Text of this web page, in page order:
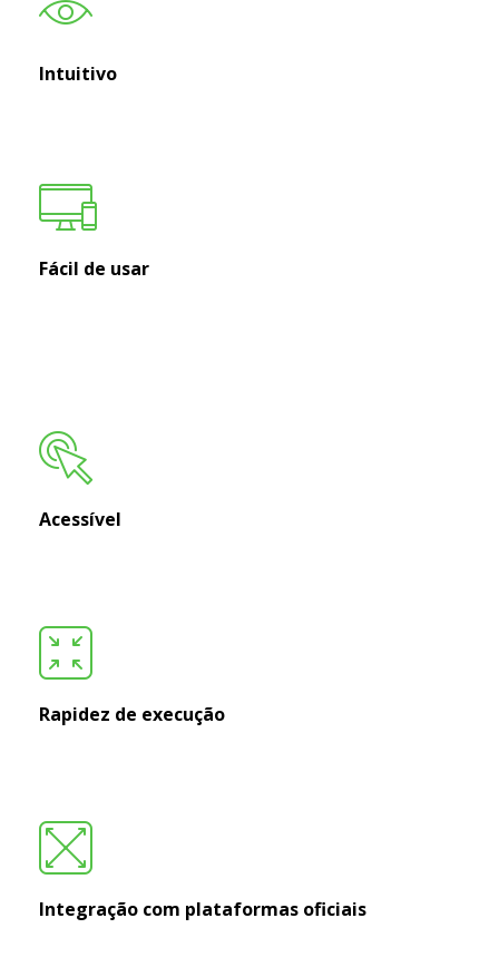
Intuitivo
Fácil de usar
Acessível
Rapidez de execução
Integração com plataformas oficiais